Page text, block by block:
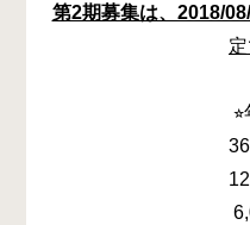
第2期募集は、2018/
定